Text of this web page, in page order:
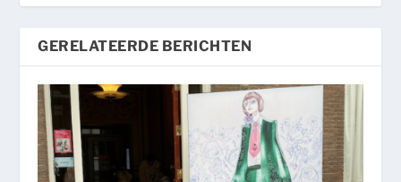
GERELATEERDE BERICHTEN